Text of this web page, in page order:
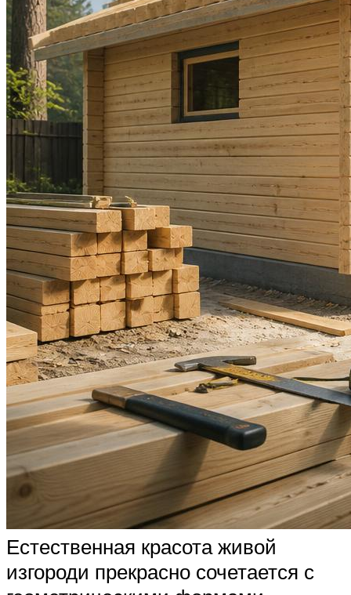
Естественная красота живой
изгороди прекрасно сочетается с